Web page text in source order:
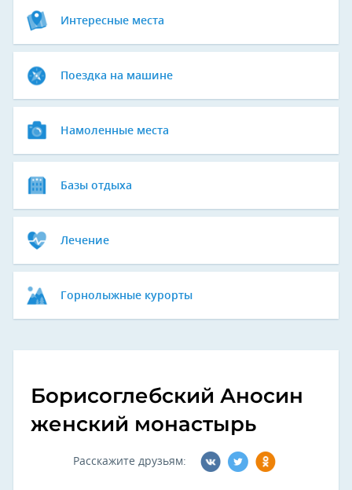
Интересные места
Поездка на машине
Намоленные места
Базы отдыха
Лечение
Горнолыжные курорты
Борисоглебский Аносин
женский монастырь
Расскажите друзьям: